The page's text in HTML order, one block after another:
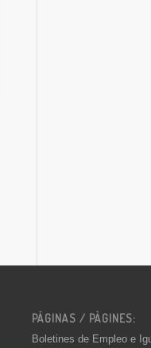
PÁGINAS / PÀGINES:
Boletines de Empleo e